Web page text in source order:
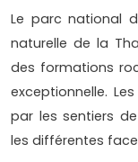
Le parc national
naturelle de la
des formations
exceptionnelle.
par les sentiers
les différentes